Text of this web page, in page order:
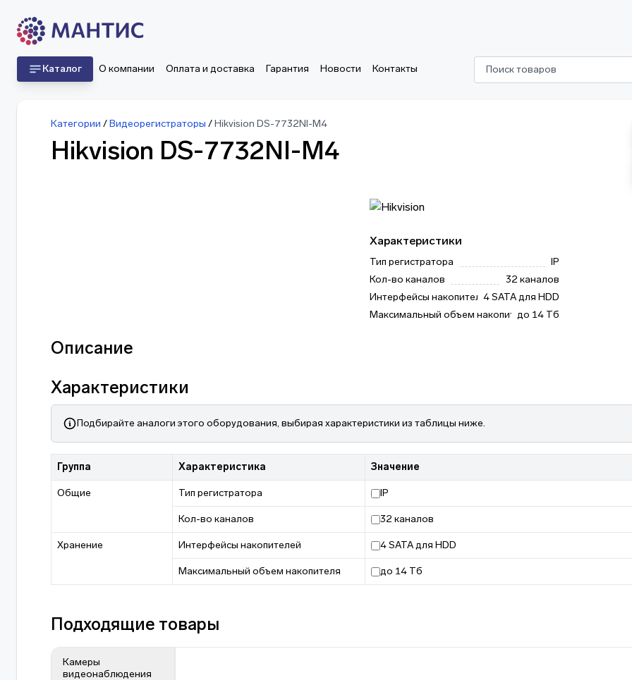
Каталог О компании Оплата и доставка Гарантия Новости Контакты Поиск товаров
Категории /Видеорегистраторы /Hikvision DS-7732NI-M4
Hikvision DS-7732NI-M4
Характеристики
Тип регистратора
IP
Кол-во каналов
32 каналов
Интерфейсы накопителей4 SATA для HDD
Максимальный объем накопителядо 14 Тб
Описание
Характеристики
Подбирайте аналоги этого оборудования, выбирая характеристики из таблицы ниже.
Группа Характеристика Значение
Общие Тип регистратора IP
Кол-во каналов 32 каналов
Хранение Интерфейсы накопителей 4 SATA для HDD
Максимальный объем накопителя до 14 Тб
Подходящие товары
Камеры
видеонаблюдения